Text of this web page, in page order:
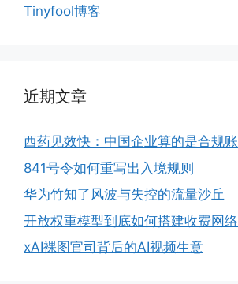
Tinyfool博客
近期文章
西药见效快：中国企业算的是合规账
841号令如何重写出入境规则
华为竹知了风波与失控的流量沙丘
开放权重模型到底如何搭建收费网络
xAI裸图官司背后的AI视频生意